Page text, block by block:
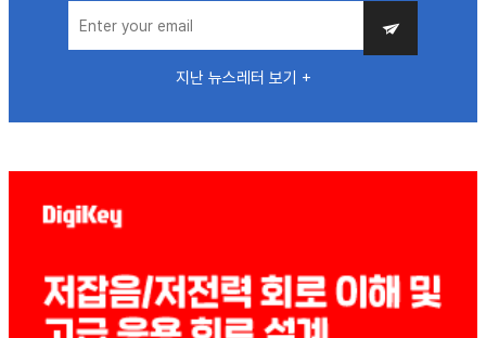
지난 뉴스레터 보기 +